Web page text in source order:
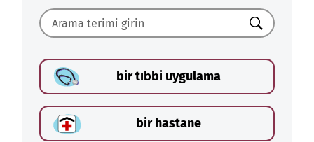
Ara
bir tıbbi uygulama
bir hastane